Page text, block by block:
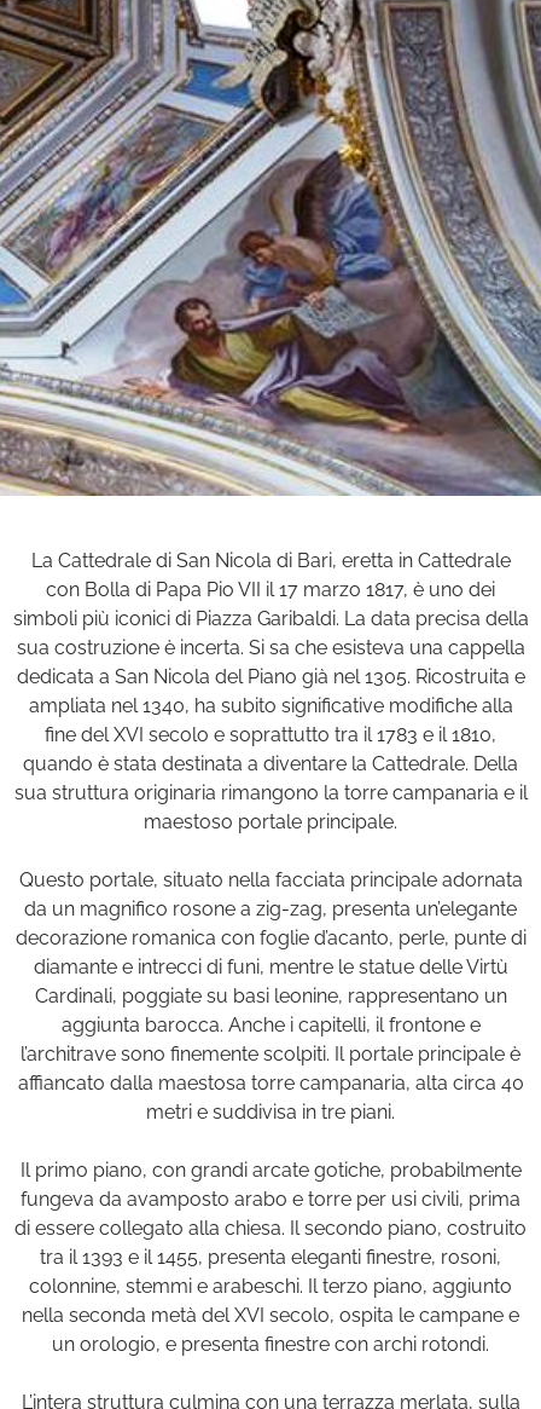
La Cattedrale di San Nicola di Bari, eretta in Cattedrale
con Bolla di Papa Pio VII il 17 marzo 1817, è uno dei
simboli più iconici di Piazza Garibaldi. La data precisa della
sua costruzione è incerta. Si sa che esisteva una cappella
dedicata a San Nicola del Piano già nel 1305. Ricostruita e
ampliata nel 1340, ha subito significative modifiche alla
fine del XVI secolo e soprattutto tra il 1783 e il 1810,
quando è stata destinata a diventare la Cattedrale. Della
sua struttura originaria rimangono la torre campanaria e il
maestoso portale principale.
Questo portale, situato nella facciata principale adornata
da un magnifico rosone a zig-zag, presenta un’elegante
decorazione romanica con foglie d’acanto, perle, punte di
diamante e intrecci di funi, mentre le statue delle Virtù
Cardinali, poggiate su basi leonine, rappresentano un
aggiunta barocca. Anche i capitelli, il frontone e
l’architrave sono finemente scolpiti. Il portale principale è
affiancato dalla maestosa torre campanaria, alta circa 40
metri e suddivisa in tre piani.
Il primo piano, con grandi arcate gotiche, probabilmente
fungeva da avamposto arabo e torre per usi civili, prima
di essere collegato alla chiesa. Il secondo piano, costruito
tra il 1393 e il 1455, presenta eleganti finestre, rosoni,
colonnine, stemmi e arabeschi. Il terzo piano, aggiunto
nella seconda metà del XVI secolo, ospita le campane e
un orologio, e presenta finestre con archi rotondi.
L’intera struttura culmina con una terrazza merlata, sulla